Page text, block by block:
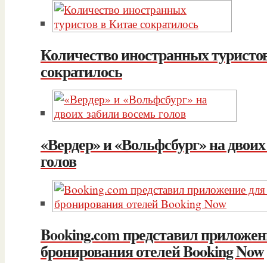
Количество иностранных
сократилось
«Вердер» и «Вольфсбург» на
голов
Booking.com представил
бронирования отелей Booking Now